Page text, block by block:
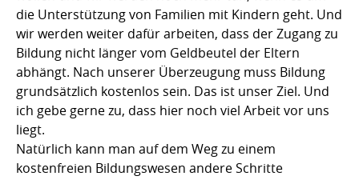
die Unterstützung von Familien mit Kindern geht. Und
wir werden weiter dafür arbeiten, dass der Zugang zu
Bildung nicht länger vom Geldbeutel der Eltern
abhängt. Nach unserer Überzeugung muss Bildung
grundsätzlich kostenlos sein. Das ist unser Ziel. Und
ich gebe gerne zu, dass hier noch viel Arbeit vor uns
liegt.
Natürlich kann man auf dem Weg zu einem
kostenfreien Bildungswesen andere Schritte